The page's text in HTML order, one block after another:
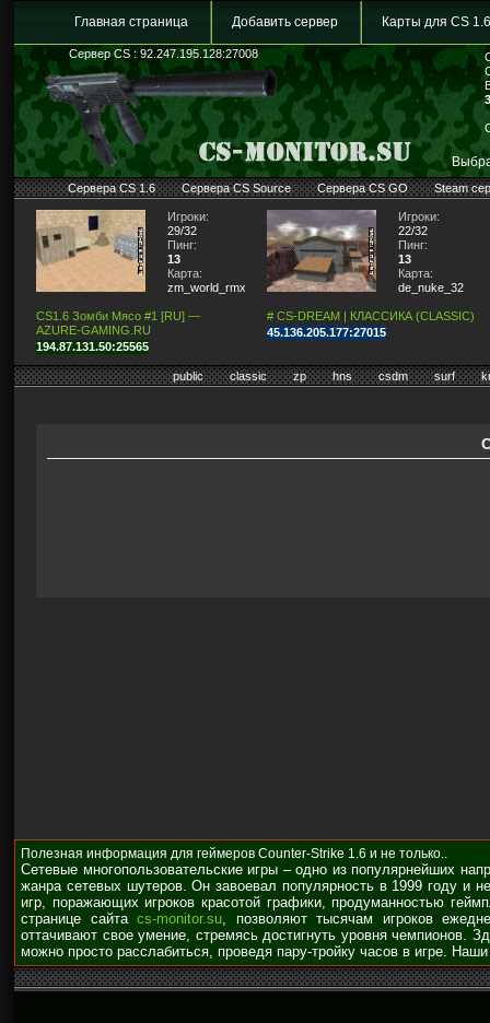
Главная страница Добавить сервер Карты для CS 1.6
Сервер CS : 92.247.195.128:27008
Сервера CS 1.6 Сервера CS Source Сервера CS GO Steam
Игроки:
29/32
Пинг:
13
Карта:
zm_world_rmx_fixed
CS1.6 Зомби Мясо #1 [RU] —
AZURE-GAMING.RU
194.87.131.50:25565
Игроки:
22/32
Пинг:
13
Карта:
de_nuke_32
# CS-DREAM | КЛАССИКА (CLASSIC)
45.136.205.177:27015
public classic zp hns csdm surf
Полезная информация для геймеров Counter-Strike 1.6 и не только..
Сетевые многопользовательские игры – одно из популярнейших
жанра сетевых шутеров. Он завоевал популярность в 1999 году и
игр, поражающих игроков красотой графики, продуманностью
странице сайта cs-monitor.su, позволяют тысячам игроков
оттачивают свое умение, стремясь достигнуть уровня чемпионов.
можно просто расслабиться, проведя пару-тройку часов в игре.